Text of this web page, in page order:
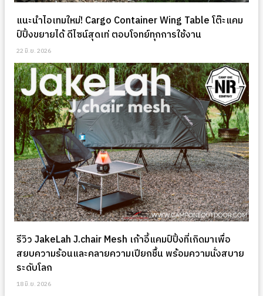
แนะนำไอเทมใหม่! Cargo Container Wing Table โต๊ะแคม
ป์ปิ้งขยายได้ ดีไซน์สุดเท่ ตอบโจทย์ทุกการใช้งาน
22 มิ.ย. 2026
รีวิว JakeLah J.chair Mesh เก้าอี้แคมป์ปิ้งที่เกิดมาเพื่อ
สยบความร้อนและคลายความเปียกชื้น พร้อมความนั่งสบาย
ระดับโลก
18 มิ.ย. 2026